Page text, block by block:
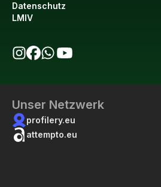
Datenschutz
LMIV
Unser Netzwerk
profilery.eu
attempto.eu